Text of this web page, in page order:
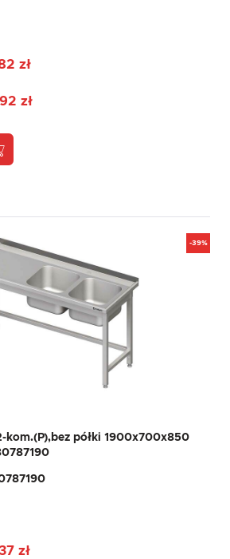
zł
zł
-39%
kom.(P),bez półki 1900x700x850
zł